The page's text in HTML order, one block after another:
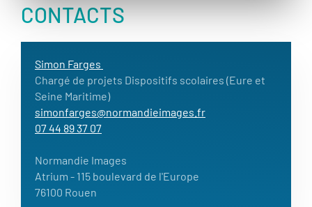
CONTACTS
Simon Farges
Chargé de projets Dispositifs scolaires (Eure et
Seine Maritime)
simonfarges@normandieimages.fr
07 44 89 37 07
Normandie Images
Atrium - 115 boulevard de l'Europe
76100 Rouen